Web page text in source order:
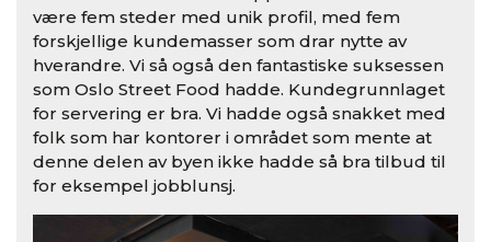
være fem steder med unik profil, med fem
forskjellige kundemasser som drar nytte av
hverandre. Vi så også den fantastiske suksessen
som Oslo Street Food hadde. Kundegrunnlaget
for servering er bra. Vi hadde også snakket med
folk som har kontorer i området som mente at
denne delen av byen ikke hadde så bra tilbud til
for eksempel jobblunsj.